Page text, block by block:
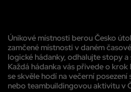
Únikové místnosti berou Česko
zamčené místnosti v daném
logické hádanky, odhalujte stopy
Každá hádanka vás přivede o
se skvěle hodí na večerní
nebo teambuildingovou aktivitu v